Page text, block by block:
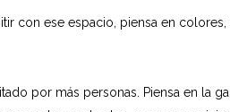
con ese espacio, piensa en colores,
por más personas. Piensa en la